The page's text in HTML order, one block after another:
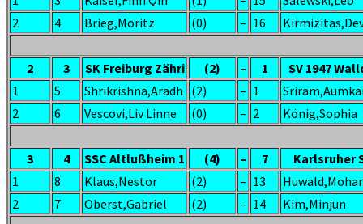
2
4 Brieg,Moritz (0) – 16
2 3 SK Freiburg Zähri (2) – 1
SV 1947
1
5 Shrikrishna,Aradh (2) – 1
2
6 Vescovi,Liv Linne (0) – 2 König,Sophia
3 4 SSC Altlußheim 1 (4) – 7
Karlsruher
1
8 Klaus,Nestor (2) – 13
2
7 Oberst,Gabriel (2) – 14 Kim,Minjun